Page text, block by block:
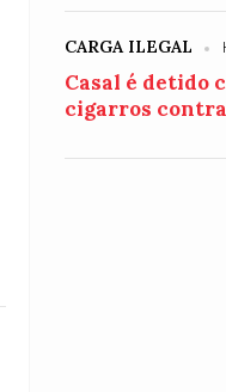
CARGA ILEGAL
Casal é detido
cigarros